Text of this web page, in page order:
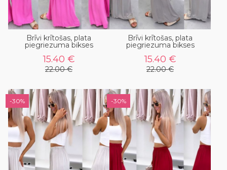
Brīvi krītošas, plata
piegriezuma bikses
15.40 €
22.00 €
Brīvi krītošas, plata
piegriezuma bikses
15.40 €
22.00 €
-30% -30%